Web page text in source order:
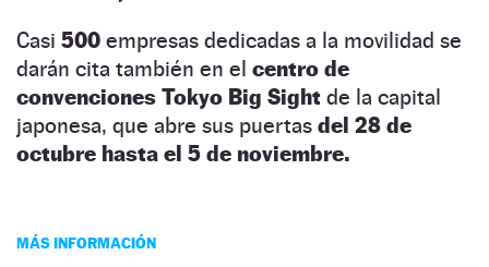
Casi 500 empresas dedicadas a la movilidad se
darán cita también en el centro de
convenciones Tokyo Big Sight de la capital
japonesa, que abre sus puertas del 28 de
octubre hasta el 5 de noviembre.
MÁS INFORMACIÓN